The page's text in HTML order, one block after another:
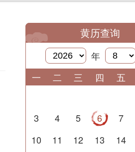
黄历查询
年
一
二 三 四 五
3
4 5 6 7
10
11 12 13 14